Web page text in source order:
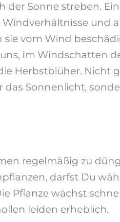
der Sonne streben.
und
vom Wind
im Windschatten
Herbstblüher. Nicht
Sonnenlicht,
regelmäßig zu
darfst Du
Pflanze wächst
leiden erheblich.